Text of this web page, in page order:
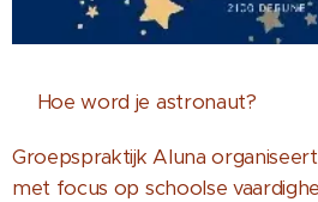
🧑‍🚀Hoe word je astronaut?
Groepspraktijk Aluna
met focus op schoolse